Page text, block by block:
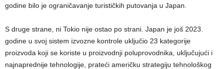
godine bilo je ograničavanje turističkih putovanja u Japan.
S druge strane, ni Tokio nije ostao po strani. Japan je još 2023.
godine u svoj sistem izvozne kontrole uključio 23 kategorije
proizvoda koji se koriste u proizvodnji poluprovodnika, uključujući i
najnaprednije tehnologije, prateći američku strategiju tehnološkog